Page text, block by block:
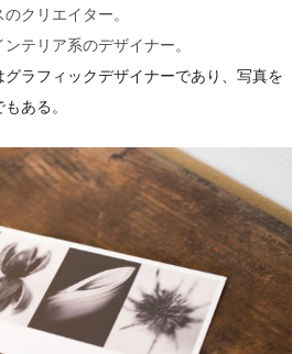
クリエイター。
テリア系のデザイナー。
ラフィックデザイナーであり、写真を
ある。